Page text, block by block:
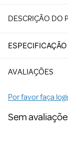
DESCRIÇÃO DO
AVALIAÇÕES
Por favor faça
Sem